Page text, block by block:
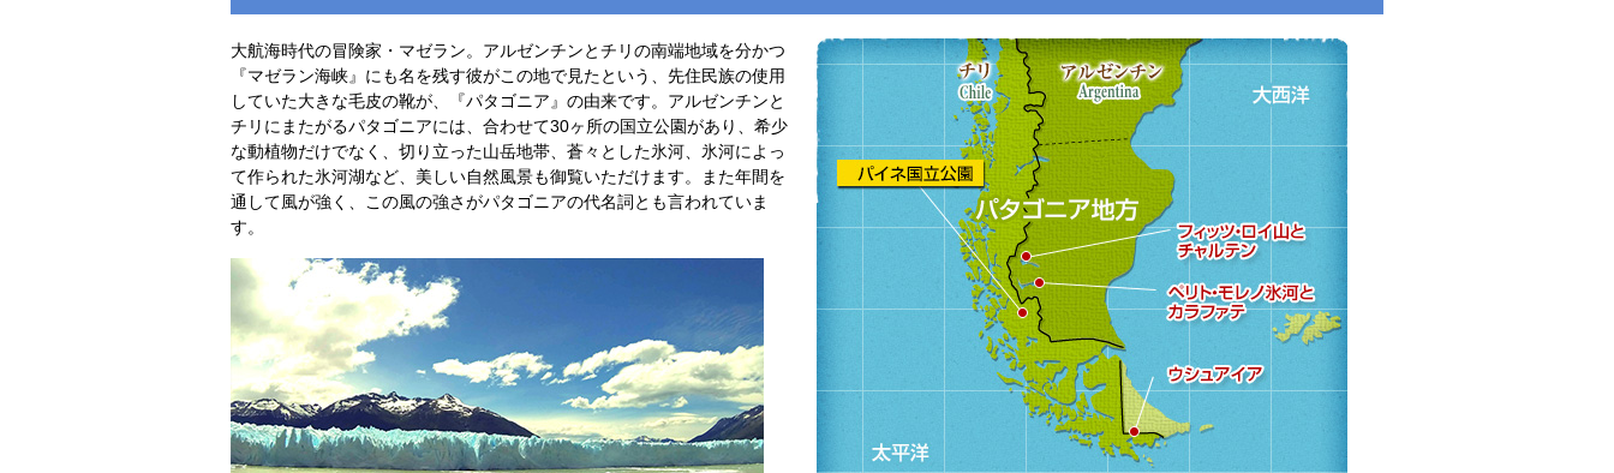
大航海時代の冒険家・マゼラン。アルゼンチンとチリの南端地域を分かつ
『マゼラン海峡』にも名を残す彼がこの地で見たという、先住民族の使用
していた大きな毛皮の靴が、『パタゴニア』の由来です。アルゼンチンと
チリにまたがるパタゴニアには、合わせて30ヶ所の国立公園があり、希少
な動植物だけでなく、切り立った山岳地帯、蒼々とした氷河、氷河によっ
て作られた氷河湖など、美しい自然風景も御覧いただけます。また年間を
通して風が強く、この風の強さがパタゴニアの代名詞とも言われていま
す。